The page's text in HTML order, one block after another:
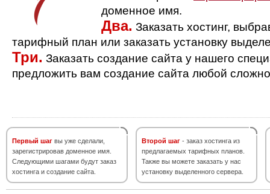
доменное имя.
Два. Заказать хостинг,
тарифный план или заказать установку
Три. Заказать создание сайта у нашего
предложить вам создание сайта любой
Первый шаг вы уже сделали,
зарегистрировав доменное имя.
Следующими шагами будут заказ
хостинга и создание сайта.
Второй шаг - заказ хостинга из
предлагаемых тарифных планов.
Также вы можете заказать у нас
установку выделенного сервера.